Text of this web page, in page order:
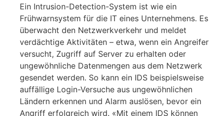
Ein Intrusion-Detection-System ist wie ein
Frühwarnsystem für die IT eines Unternehmens. Es
überwacht den Netzwerkverkehr und meldet
verdächtige Aktivitäten – etwa, wenn ein Angreifer
versucht, Zugriff auf Server zu erhalten oder
ungewöhnliche Datenmengen aus dem Netzwerk
gesendet werden. So kann ein IDS beispielsweise
auffällige Login-Versuche aus ungewöhnlichen
Ländern erkennen und Alarm auslösen, bevor ein
Angriff erfolgreich wird. «Mit einem IDS können